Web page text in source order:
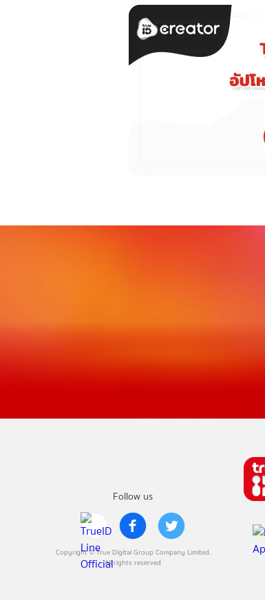
Follow us
Copyright © True Digital Group Company Limited.
All rights reserved